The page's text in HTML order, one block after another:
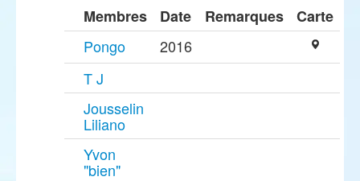
Membres Date Remarques
Carte
Pongo
2016
T J
Jousselin
Liliano
Yvon
"bien"